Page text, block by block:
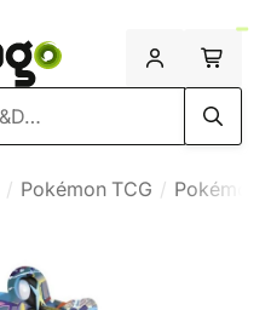
Pokémon TCG Pokémon